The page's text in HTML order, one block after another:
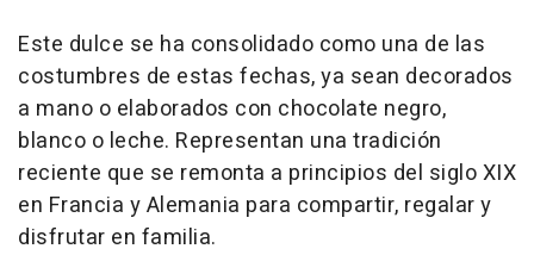
Este dulce se ha consolidado como una de las
costumbres de estas fechas, ya sean decorados
a mano o elaborados con chocolate negro,
blanco o leche. Representan una tradición
reciente que se remonta a principios del siglo XIX
en Francia y Alemania para compartir, regalar y
disfrutar en familia.